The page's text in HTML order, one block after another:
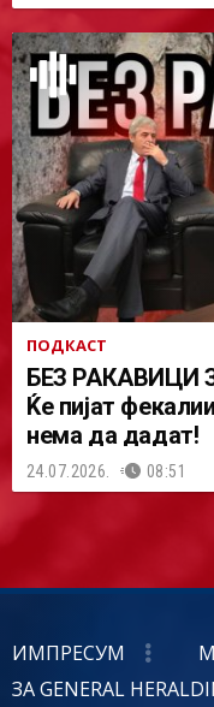
ПОДКАСТ
БЕЗ РАКАВИЦИ
Ќе пијат
нема да дадат!
24.07.2026. 08:51
ИМПРЕСУМ
ЗА GENERAL